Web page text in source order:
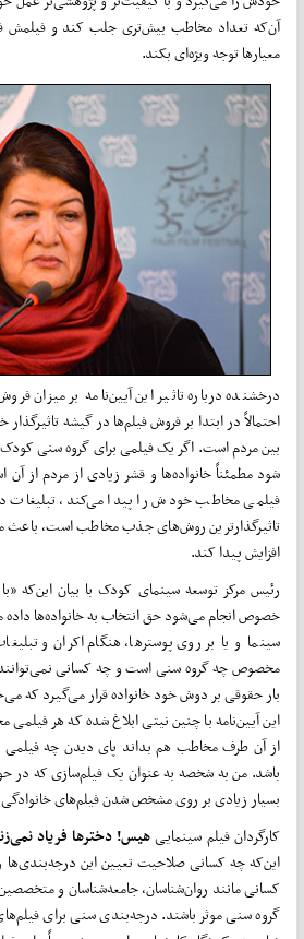
آن‌که تعداد مخاطب بیش‌تری جلب کند و فیلمش
معیارها توجه ویژه‌ای بکند.
درخشنده درباره تاثیر این آیین‌نامه بر میزان
احتمالاً در ابتدا بر فروش فیلم‌ها در گیشه تاثیرگذار
بین مردم است. اگر یک فیلمی برای گروه سنی کودک
شود مطمئناً خانواده‌ها و قشر زیادی از مردم از
فیلمی مخاطب خودش را پیدا می‌کند، تبلیغات
تاثیرگذارترین روش‌های جذب مخاطب است، باعث
افزایش پیدا کند.
رئیس مرکز توسعه سینمای کودک با بیان این‌که
خصوص انجام می‌شود حق انتخاب به خانواده‌ها
سینما و یا بر روی پوسترها، هنگام اکران و
مخصوص چه گروه سنی است و چه کسانی نمی‌توانند
بار حقوقی بر دوش خود خانواده قرار می‌گیرد که
این آیین‌نامه با چنین نیتی ابلاغ شده که هر
از آن طرف مخاطب هم بداند پای دیدن چه فیلمی
باشد. من به شخصه به عنوان یک فیلم‌سازی که در
بسیار زیادی بر روی مشخص شدن فیلم‌های خانوادگی
کارگردان فیلم سینماییهیس! دخترها فریاد
این‌که چه کسانی صلاحیت تعیین این درجه‌بندی‌ها
کسانی مانند روان‌شناسان، جامعه‌شناسان و
گروه سنی موثر باشند. درجه‌بندی سنی برای